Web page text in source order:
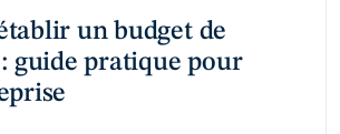
un budget de
guide pratique pour